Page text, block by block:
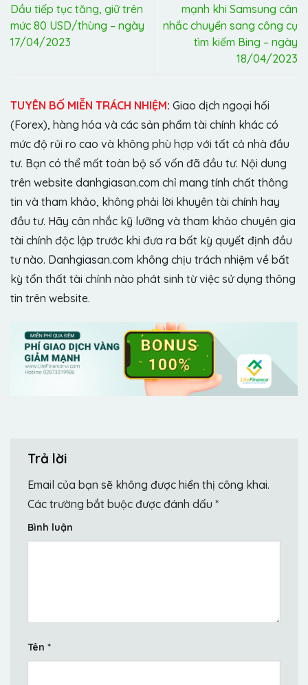
Dầu tiếp tục tăng, giữ trên
mức 80 USD/thùng – ngày
17/04/2023
mạnh khi Samsung cân
nhắc chuyển sang công cụ
tìm kiếm Bing – ngày
18/04/2023
TUYÊN BỐ MIỄN TRÁCH NHIỆM: Giao dịch ngoại hối
(Forex), hàng hóa và các sản phẩm tài chính khác có
mức độ rủi ro cao và không phù hợp với tất cả nhà đầu
tư. Bạn có thể mất toàn bộ số vốn đã đầu tư. Nội dung
trên website danhgiasan.com chỉ mang tính chất thông
tin và tham khảo, không phải lời khuyên tài chính hay
đầu tư. Hãy cân nhắc kỹ lưỡng và tham khảo chuyên gia
tài chính độc lập trước khi đưa ra bất kỳ quyết định đầu
tư nào. Danhgiasan.com không chịu trách nhiệm về bất
kỳ tổn thất tài chính nào phát sinh từ việc sử dụng thông
tin trên website.
Trả lời
Email của bạn sẽ không được hiển thị công khai.
Các trường bắt buộc được đánh dấu *
Bình luận
Tên *